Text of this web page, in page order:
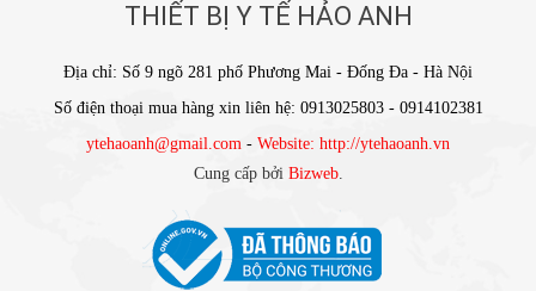
THIẾT BỊ Y TẾ HẢO ANH
Địa chỉ: Số 9 ngõ 281 phố Phương Mai - Đống Đa - Hà Nội
Số điện thoại mua hàng xin liên hệ: 0913025803 - 0914102381
ytehaoanh@gmail.com - Website: http://ytehaoanh.vn
Cung cấp bởi Bizweb.